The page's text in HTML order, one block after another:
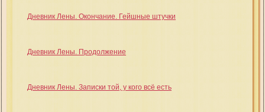
Дневник Лены. Окончание. Гейшные штучки
Дневник Лены. Продолжение
Дневник Лены. Записки той, у кого всё есть